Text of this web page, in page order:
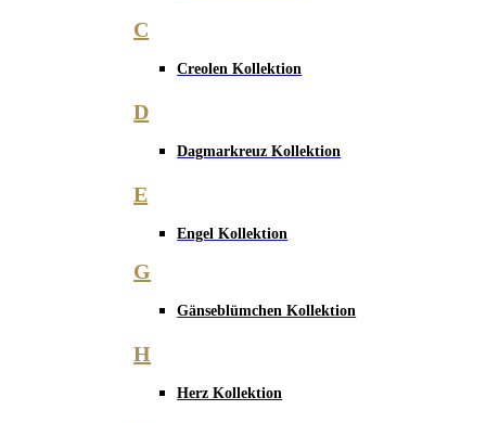
C
Creolen Kollektion
D
Dagmarkreuz Kollektion
E
Engel Kollektion
G
Gänseblümchen Kollektion
H
Herz Kollektion